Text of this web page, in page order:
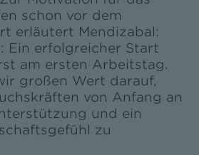
schon vor dem
erläutert Mendizabal:
Ein erfolgreicher Start
am ersten Arbeitstag.
großen Wert darauf,
von Anfang an
und ein
zu